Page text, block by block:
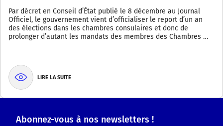
Par décret en Conseil d’État publié le 8 décembre au Journal
Officiel, le gouvernement vient d’officialiser le report d’un an
des élections dans les chambres consulaires et donc de
prolonger d’autant les mandats des membres des Chambres …
LIRE LA SUITE
Abonnez-vous à nos newsletters !